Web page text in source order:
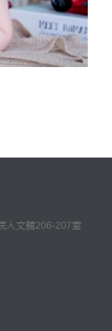
人文館206-207室